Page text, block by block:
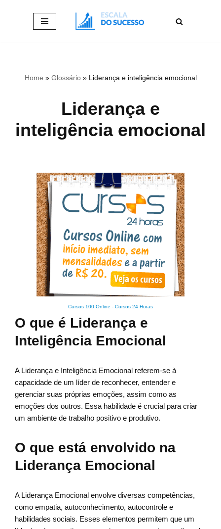
Home » Glossário» Liderança e inteligência emocional
Liderança e
inteligência emocional
Cursos 100 Online - Cursos 24 Horas
O que é Liderança e
Inteligência Emocional
A Liderança e Inteligência Emocional referem-se à
capacidade de um líder de reconhecer, entender e
gerenciar suas próprias emoções, assim como as
emoções dos outros. Essa habilidade é crucial para criar
um ambiente de trabalho positivo e produtivo.
O que está envolvido na
Liderança Emocional
A Liderança Emocional envolve diversas competências,
como empatia, autoconhecimento, autocontrole e
habilidades sociais. Esses elementos permitem que um